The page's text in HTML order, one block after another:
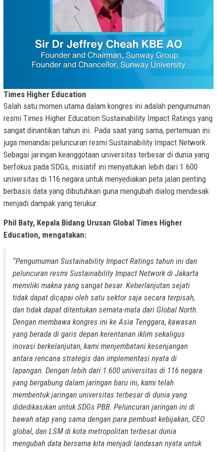
Times Higher Education
Salah satu momen utama dalam kongres ini adalah pengumuman
resmi Times Higher Education Sustainability Impact Ratings yang
sangat dinantikan tahun ini. Pada saat yang sama, pertemuan ini
juga menandai peluncuran resmi Sustainability Impact Network.
Sebagai jaringan keanggotaan universitas terbesar di dunia yang
berfokus pada SDGs, inisiatif ini menyatukan lebih dari 1.600
universitas di 116 negara untuk menyediakan peta jalan penting
berbasis data yang dibutuhkan guna mengubah dialog mendesak
menjadi dampak yang terukur.
Phil Baty, Kepala Bidang Urusan Global Times Higher
Education, mengatakan:
“Pengumuman Sustainability Impact Ratings tahun ini dan
peluncuran resmi Sustainability Impact Network di Jakarta
memiliki makna yang sangat besar. Keberlanjutan sejati
tidak dapat dicapai oleh satu sektor saja secara terpisah,
dan tidak dapat ditentukan semata-mata dari Global North.
Dengan membawa kongres ini ke Asia Tenggara, kawasan
yang berada di garis depan kerentanan iklim sekaligus
inovasi berkelanjutan, kami menjembatani kesenjangan
antara rencana strategis dan implementasi nyata di
lapangan. Dengan lebih dari 1.600 universitas di 116 negara
yang bergabung dalam jaringan baru ini, kami telah
membentuk jaringan universitas terbesar di dunia yang
didedikasikan untuk SDGs PBB. Peluncuran jaringan ini di
bawah atap yang sama dengan para pembuat kebijakan, CEO
global, dan LSM di kota metropolitan terbesar dunia
mengubah data bersama kita menjadi landasan nyata untuk